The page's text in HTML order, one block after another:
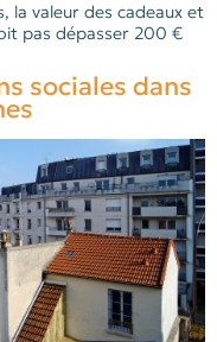
la valeur des cadeaux et
pas dépasser 200 €
sociales dans